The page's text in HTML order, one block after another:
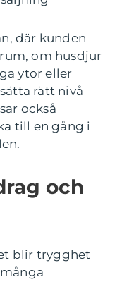
där kunden
om husdjur
ytor eller
rätt nivå
också
till en gång i
och
blir trygghet